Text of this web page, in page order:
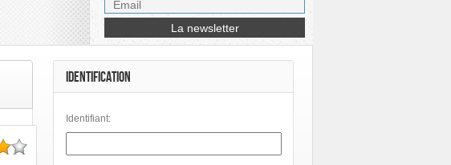
Glénat Glénat Comics
Panini Comics Petit à Petit Phileas Philéas
IDENTIFICATION
Identifiant: